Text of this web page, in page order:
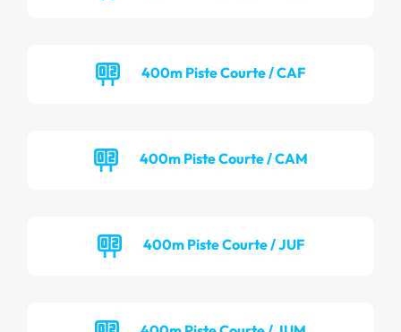
400m Piste Courte / CAF
400m Piste Courte / CAM
400m Piste Courte / JUF